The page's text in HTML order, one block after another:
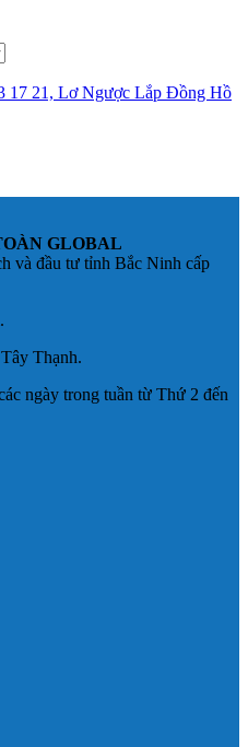
17 21, Lơ Ngược Lắp Đồng Hồ
GLOBAL
và đầu tư tỉnh Bắc Ninh cấp
Thạnh.
ngày trong tuần từ Thứ 2 đến